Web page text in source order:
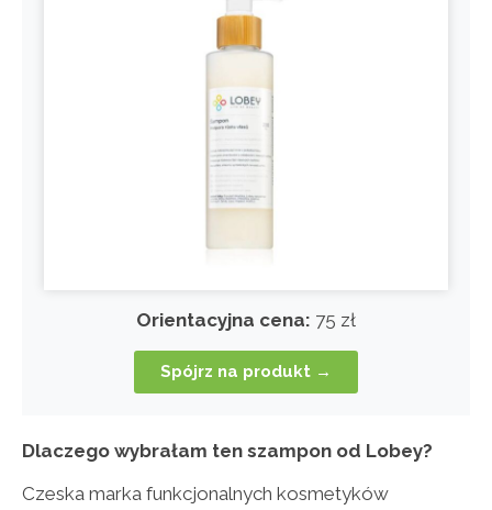
Orientacyjna cena: 75 zł
Spójrz na produkt →
Dlaczego wybrałam ten szampon od Lobey?
Czeska marka funkcjonalnych kosmetyków